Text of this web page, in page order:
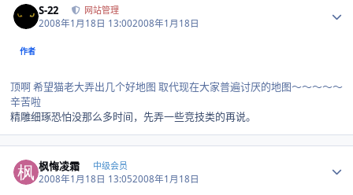
S-22 网站管理
2008年1月18日 13:002008年1月18日
作者
顶啊 希望猫老大弄出几个好地图 取代现在大家普遍讨厌的地图～～～～～
辛苦啦
精雕细琢恐怕没那么多时间，先弄一些竞技类的再说。
枫悔凌霜 中级会员
2008年1月18日 13:052008年1月18日